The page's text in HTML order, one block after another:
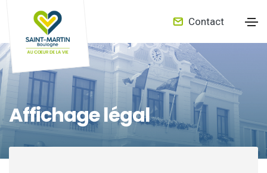
Contact
Affichage légal